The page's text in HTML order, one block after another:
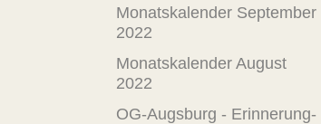
Monatskalender September
2022
Monatskalender August
2022
OG-Augsburg - Erinnerung-